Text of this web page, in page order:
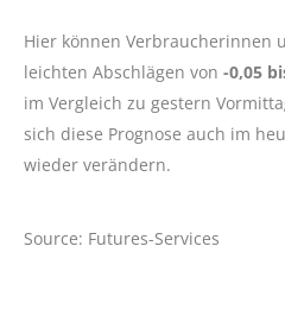
Hier können Verbraucherinnen
leichten Abschlägen von -0,05
im Vergleich zu gestern
sich diese Prognose auch im
wieder verändern.
Source: Futures-Services